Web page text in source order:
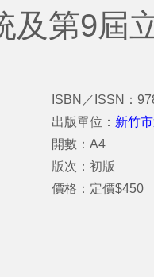
及第9屆
ISBN／ISSN：
出版單位： 新竹
開數：A4
版次：初版
價格：定價$450